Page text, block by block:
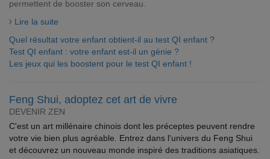
permettent de booster son cerveau.
Lire la suite
Quel résultat votre enfant obtient-il au test QI enfant ?
Test QI enfant : votre enfant est-il un génie ?
Les jeux qui les boostent pour le test QI enfant !
Feng Shui, adoptez cet art de vivre
DEVENIR ZEN
C'est un art millénaire chinois dont les préceptes peuvent rendre
votre vie bien plus agréable. Entrez dans l'univers du Feng Shui
et découvrez un nouveau monde inspiré des traditions asiatiques.